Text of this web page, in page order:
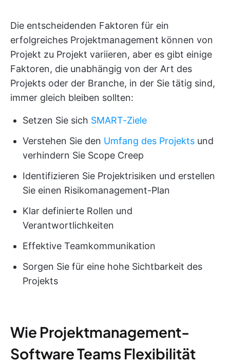
Die entscheidenden Faktoren für ein
erfolgreiches Projektmanagement können von
Projekt zu Projekt variieren, aber es gibt einige
Faktoren, die unabhängig von der Art des
Projekts oder der Branche, in der Sie tätig sind,
immer gleich bleiben sollten:
Setzen Sie sich SMART-Ziele
Verstehen Sie den Umfang des Projekts und
verhindern Sie Scope Creep
Identifizieren Sie Projektrisiken und erstellen
Sie einen Risikomanagement-Plan
Klar definierte Rollen und
Verantwortlichkeiten
Effektive Teamkommunikation
Sorgen Sie für eine hohe Sichtbarkeit des
Projekts
Wie Projektmanagement-
Software Teams Flexibilität